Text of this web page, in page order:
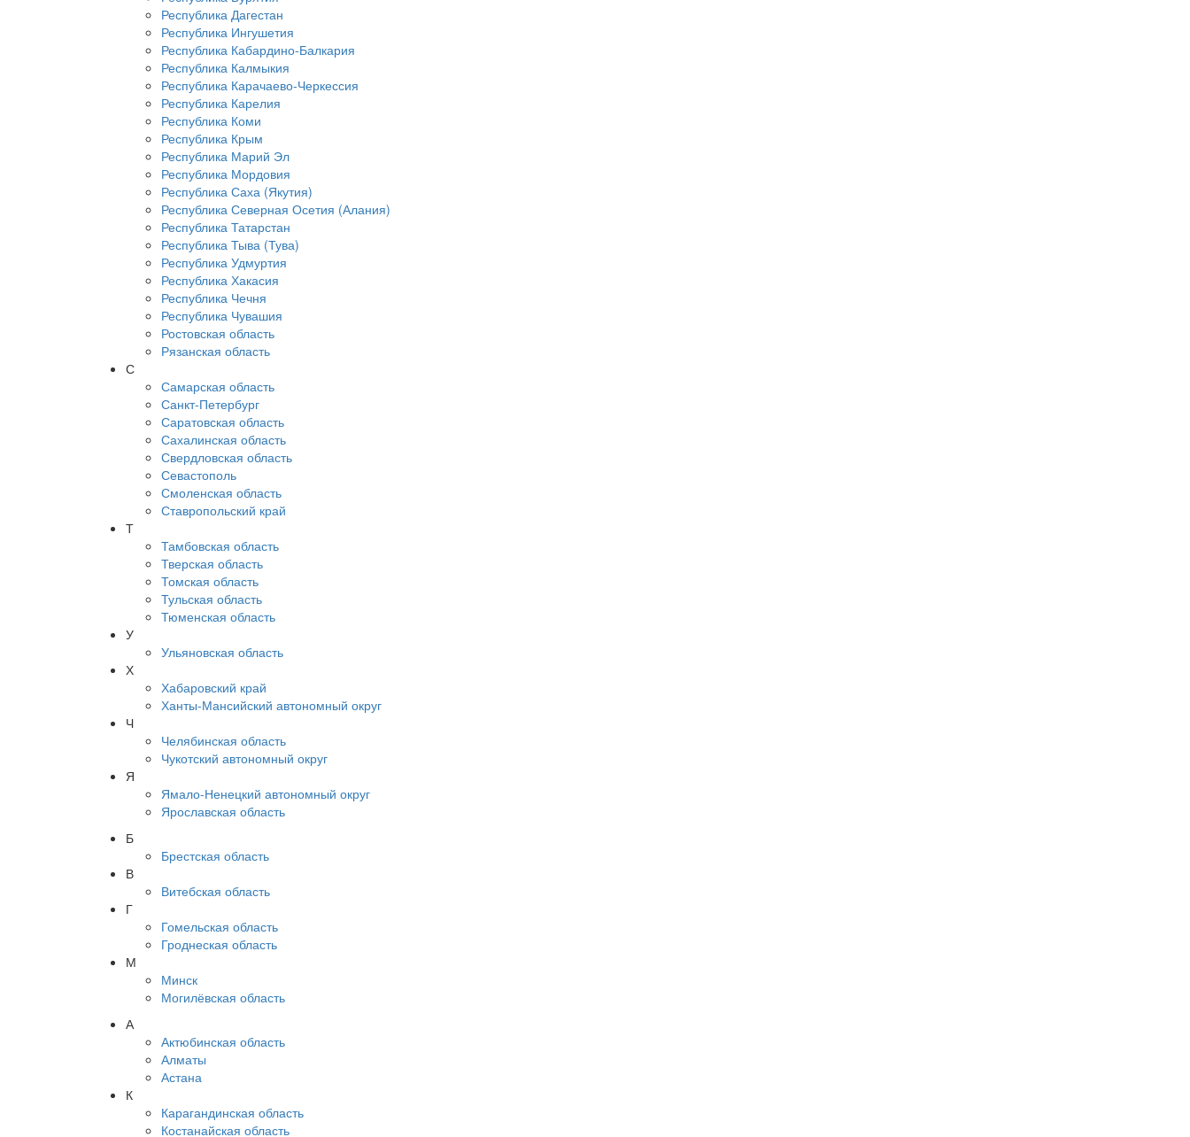
Республика Дагестан
Республика Ингушетия
Республика Кабардино-Балкария
Республика Калмыкия
Республика Карачаево-Черкессия
Республика Карелия
Республика Коми
Республика Крым
Республика Марий Эл
Республика Мордовия
Республика Саха (Якутия)
Республика Северная Осетия (Алания)
Республика Татарстан
Республика Тыва (Тува)
Республика Удмуртия
Республика Хакасия
Республика Чечня
Республика Чувашия
Ростовская область
Рязанская область
С
Самарская область
Санкт-Петербург
Саратовская область
Сахалинская область
Свердловская область
Севастополь
Смоленская область
Ставропольский край
Т
Тамбовская область
Тверская область
Томская область
Тульская область
Тюменская область
У
Ульяновская область
Х
Хабаровский край
Ханты-Мансийский автономный округ
Ч
Челябинская область
Чукотский автономный округ
Я
Ямало-Ненецкий автономный округ
Ярославская область
Б
Брестская область
В
Витебская область
Г
Гомельская область
Гроднеская область
М
Минск
Могилёвская область
А
Актюбинская область
Алматы
Астана
К
Карагандинская область
Костанайская область